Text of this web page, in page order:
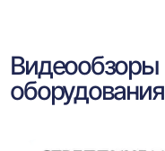
Видеообзоры
оборудования